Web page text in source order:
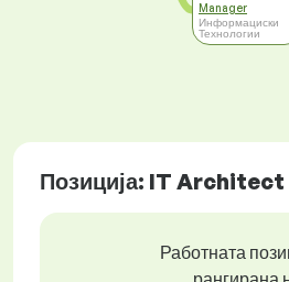
Manager
Информациски
Технологии
Позиција: IT Architect
Работната